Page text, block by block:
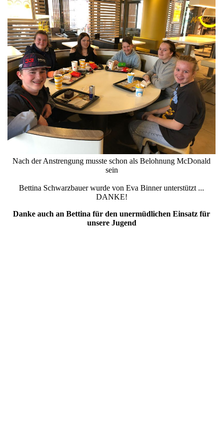
Nach der Anstrengung musste schon als Belohnung McDonald
sein
Bettina Schwarzbauer wurde von Eva Binner unterstützt ...
DANKE!
Danke auch an Bettina für den unermüdlichen Einsatz für
unsere Jugend